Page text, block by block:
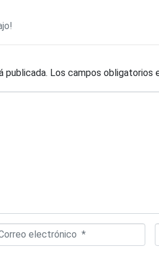
publicada. Los campos obligatorios